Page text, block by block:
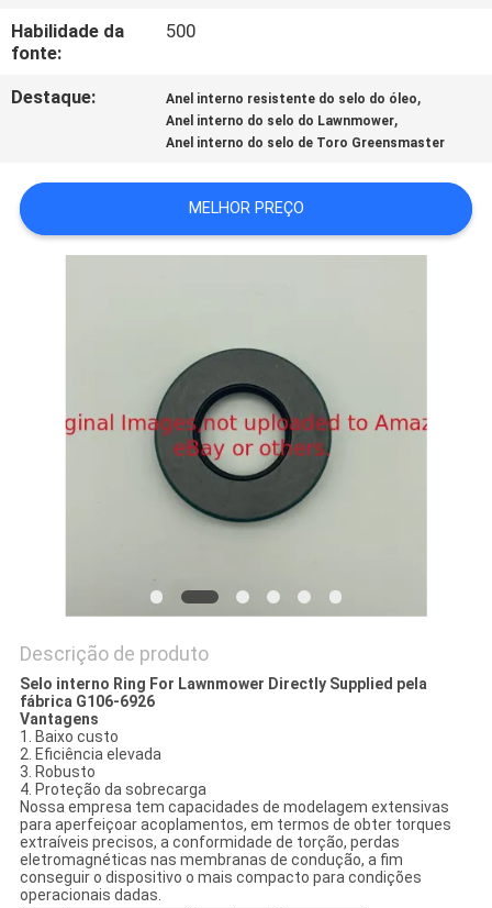
PEÇA
CITAÇÕES
MAPA
DO
Habilidade da
fonte:
500
Destaque: Anel interno resistente do selo do óleo,
Anel interno do selo do Lawnmower,
Anel interno do selo de Toro Greensmaster
MELHOR PREÇO
Descrição de produto
Selo interno Ring For Lawnmower Directly Supplied pela
fábrica G106-6926
Vantagens
1. Baixo custo
2. Eficiência elevada
3. Robusto
4. Proteção da sobrecarga
Nossa empresa tem capacidades de modelagem extensivas
para aperfeiçoar acoplamentos, em termos de obter torques
extraíveis precisos, a conformidade de torção, perdas
eletromagnéticas nas membranas de condução, a fim
conseguir o dispositivo o mais compacto para condições
operacionais dadas.